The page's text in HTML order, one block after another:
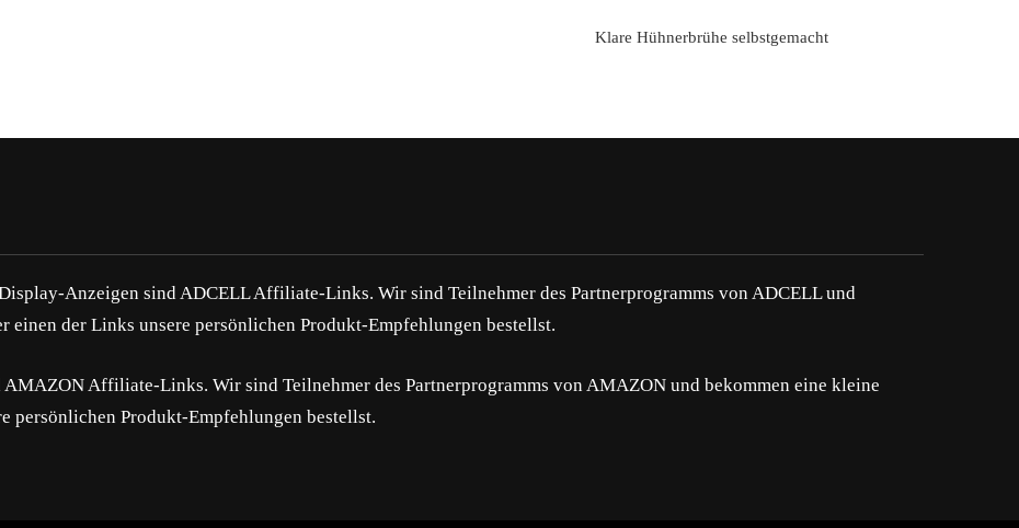
Klare Hühnerbrühe selbstgemacht
Anzeigen sind ADCELL Affiliate-Links. Wir sind Teilnehmer des Partnerprogramms von ADCELL und
einen der Links unsere persönlichen Produkt-Empfehlungen bestellst.
Affiliate-Links. Wir sind Teilnehmer des Partnerprogramms von AMAZON und bekommen eine kleine
persönlichen Produkt-Empfehlungen bestellst.